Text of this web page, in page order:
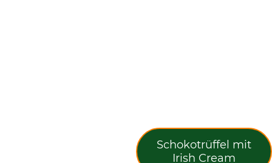
Schokotrüffel mit
Irish Cream